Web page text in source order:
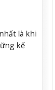
là khi
kế